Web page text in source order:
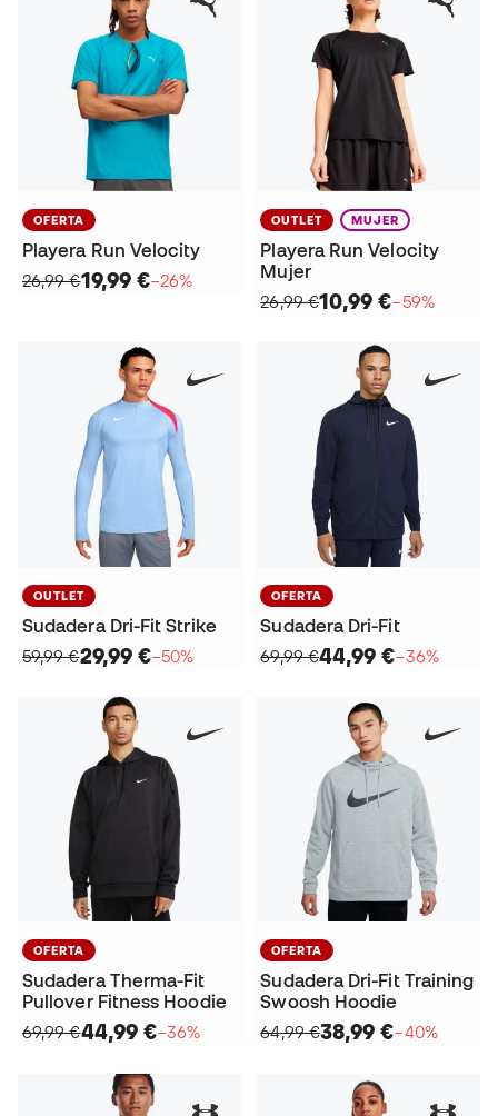
OFERTA
Playera Run Velocity
26,99 €19,99 €−26%
OUTLET MUJER
Playera Run Velocity
Mujer
26,99 €10,99 €−59%
OUTLET
Sudadera Dri-Fit Strike
59,99 €29,99 €−50%
OFERTA
Sudadera Dri-Fit
69,99 €44,99 €−36%
OFERTA
Sudadera Therma-Fit
Pullover Fitness Hoodie
69,99 €44,99 €−36%
OFERTA
Sudadera Dri-Fit Training
Swoosh Hoodie
64,99 €38,99 €−40%